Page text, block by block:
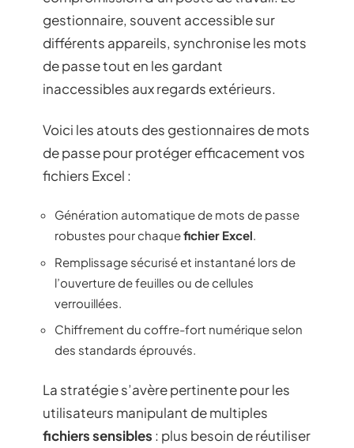
gestionnaire, souvent accessible sur
différents appareils, synchronise les mots
de passe tout en les gardant
inaccessibles aux regards extérieurs.
Voici les atouts des gestionnaires de mots
de passe pour protéger efficacement vos
fichiers Excel :
Génération automatique de mots de passe
robustes pour chaquefichier Excel.
Remplissage sécurisé et instantané lors de
l’ouverture de feuilles ou de cellules
verrouillées.
Chiffrement du coffre-fort numérique selon
des standards éprouvés.
La stratégie s’avère pertinente pour les
utilisateurs manipulant de multiples
fichiers sensibles : plus besoin de réutiliser